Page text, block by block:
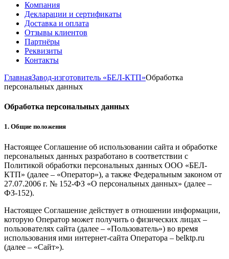
Компания
Декларации и сертификаты
Доставка и оплата
Отзывы клиентов
Партнёры
Реквизиты
Контакты
ГлавнаяЗавод-изготовитель «БЕЛ-КТП»Обработка
персональных данных
Обработка персональных данных
1. Общие положения
Настоящее Соглашение об использовании сайта и обработке
персональных данных разработано в соответствии с
Политикой обработки персональных данных ООО «БЕЛ-
КТП» (далее – «Оператор»), а также Федеральным законом от
27.07.2006 г. № 152-ФЗ «О персональных данных» (далее –
ФЗ-152).
Настоящее Соглашение действует в отношении информации,
которую Оператор может получить о физических лицах –
пользователях сайта (далее – «Пользователь») во время
использования ими интернет-сайта Оператора – belktp.ru
(далее – «Сайт»).